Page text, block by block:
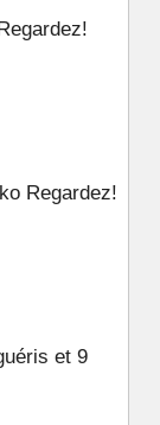
Regardez!
et 9